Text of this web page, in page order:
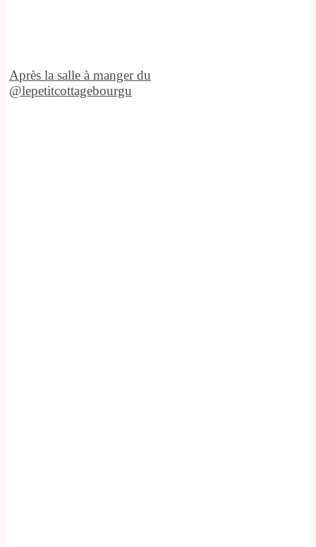
Après la salle à manger du
@lepetitcottagebourgu